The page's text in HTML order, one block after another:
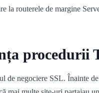
la routerele de margine
procedurii
negociere SSL. Înainte